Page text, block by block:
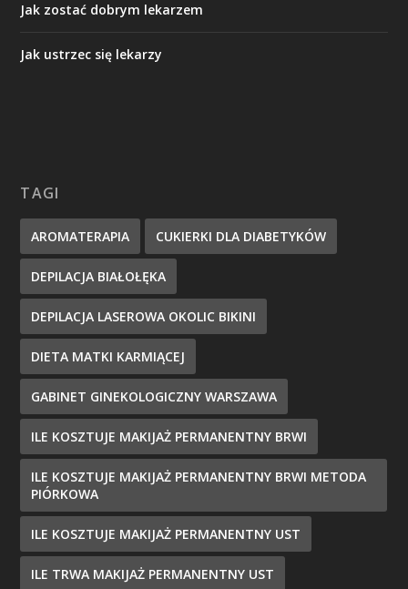
Jak zostać dobrym lekarzem
Jak ustrzec się lekarzy
TAGI
AROMATERAPIA CUKIERKI DLA DIABETYKÓW
DEPILACJA BIAŁOŁĘKA
DEPILACJA LASEROWA OKOLIC BIKINI
DIETA MATKI KARMIĄCEJ
GABINET GINEKOLOGICZNY WARSZAWA
ILE KOSZTUJE MAKIJAŻ PERMANENTNY BRWI
ILE KOSZTUJE MAKIJAŻ PERMANENTNY BRWI METODA
PIÓRKOWA
ILE KOSZTUJE MAKIJAŻ PERMANENTNY UST
ILE TRWA MAKIJAŻ PERMANENTNY UST